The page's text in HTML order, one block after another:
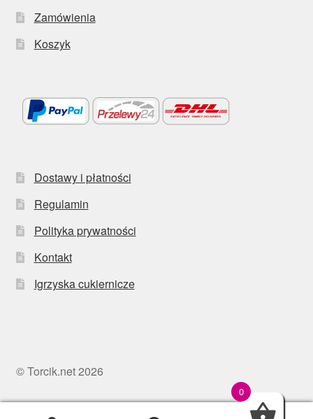
Zamówienia
Koszyk
Dostawy i płatności
Regulamin
Polityka prywatności
Kontakt
Igrzyska cukiernicze
© Torcik.net 2026
0